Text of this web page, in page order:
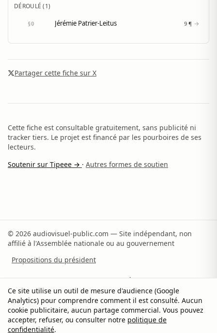
DÉROULÉ (1)
§0 Jérémie Patrier-Leitus 9 ¶ →
Partager cette fiche sur X
Cette fiche est consultable gratuitement, sans publicité ni
tracker tiers. Le projet est financé par les pourboires de ses
lecteurs.
Soutenir sur Tipeee → · Autres formes de soutien
© 2026 audiovisuel-public.com — Site indépendant, non
affilié à l'Assemblée nationale ou au gouvernement
Propositions du président
Recommandations du rapporteur À propos
Méthodologie Sources Contact Soutenir
Confidentialité Gérer les cookies
Ce site utilise un outil de mesure d'audience (Google
Analytics) pour comprendre comment il est consulté. Aucun
cookie publicitaire, aucun partage commercial. Vous pouvez
accepter, refuser, ou consulter notre politique de
confidentialité.